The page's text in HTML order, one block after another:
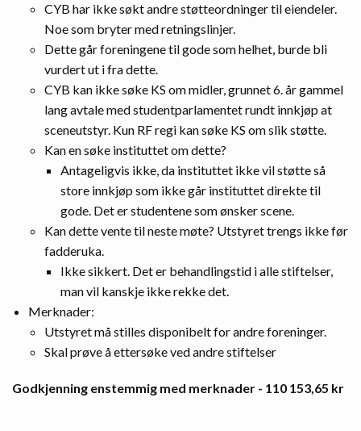
CYB har ikke søkt andre støtteordninger til eiendeler.
Noe som bryter med retningslinjer.
Dette går foreningene til gode som helhet, burde bli
vurdert ut i fra dette.
CYB kan ikke søke KS om midler, grunnet 6. år gammel
lang avtale med studentparlamentet rundt innkjøp at
sceneutstyr. Kun RF regi kan søke KS om slik støtte.
Kan en søke instituttet om dette?
Antageligvis ikke, da instituttet ikke vil støtte så
store innkjøp som ikke går instituttet direkte til
gode. Det er studentene som ønsker scene.
Kan dette vente til neste møte? Utstyret trengs ikke før
fadderuka.
Ikke sikkert. Det er behandlingstid i alle stiftelser,
man vil kanskje ikke rekke det.
Merknader:
Utstyret må stilles disponibelt for andre foreninger.
Skal prøve å ettersøke ved andre stiftelser
Godkjenning enstemmig med merknader - 110 153,65 kr